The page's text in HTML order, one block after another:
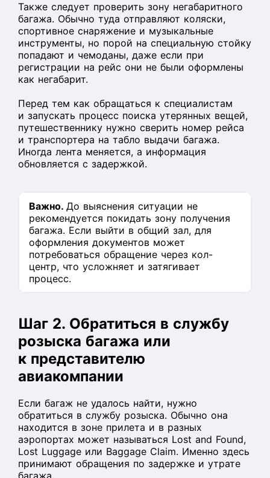
Также следует проверить зону негабаритного
багажа. Обычно туда отправляют коляски,
спортивное снаряжение и музыкальные
инструменты, но порой на специальную стойку
попадают и чемоданы, даже если при
регистрации на рейс они не были оформлены
как негабарит.
Перед тем как обращаться к специалистам
и запускать процесс поиска утерянных вещей,
путешественнику нужно сверить номер рейса
и транспортера на табло выдачи багажа.
Иногда лента меняется, а информация
обновляется с задержкой.
Важно. До выяснения ситуации не
рекомендуется покидать зону получения
багажа. Если выйти в общий зал, для
оформления документов может
потребоваться обращение через кол-
центр, что усложняет и затягивает
процесс.
Шаг 2. Обратиться в службу
розыска багажа или
к представителю
авиакомпании
Если багаж не удалось найти, нужно
обратиться в службу розыска. Обычно она
находится в зоне прилета и в разных
аэропортах может называться Lost and Found,
Lost Luggage или Baggage Claim. Именно здесь
принимают обращения по задержке и утрате
багажа.